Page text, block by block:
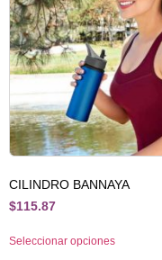
CILINDRO BANNAYA
$115.87
Seleccionar opciones